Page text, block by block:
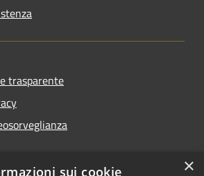
trasparente
×
sui cookie